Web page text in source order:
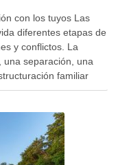
con los tuyos Las
diferentes etapas de
y conflictos. La
una separación, una
familiar